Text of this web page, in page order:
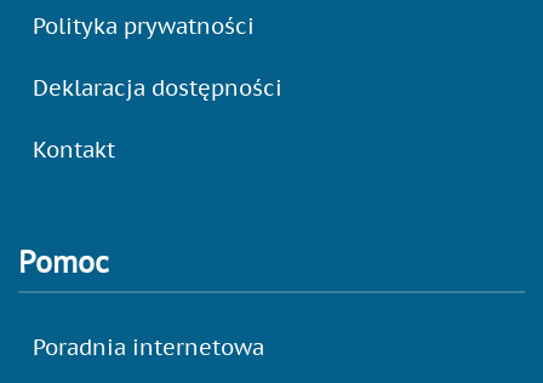
Polityka prywatności
Deklaracja dostępności
Kontakt
Pomoc
Poradnia internetowa